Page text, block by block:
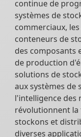
continue de
systèmes de
commerciaux,
conteneurs de
des composants
de production
solutions de
aux systèmes de
l'intelligence des
révolutionnent
stockons et
diverses